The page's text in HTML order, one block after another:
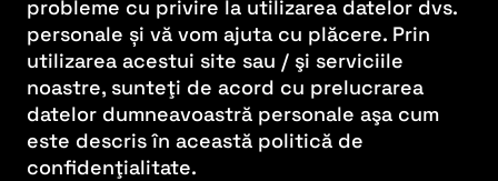
probleme cu privire la utilizarea datelor dvs.
personale și vă vom ajuta cu plăcere. Prin
utilizarea acestui site sau / şi serviciile
noastre, sunteţi de acord cu prelucrarea
datelor dumneavoastră personale aşa cum
este descris în această politică de
confidenţialitate.